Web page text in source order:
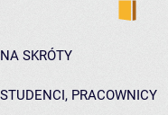
NA SKRÓTY
STUDENCI, PRACOWNICY